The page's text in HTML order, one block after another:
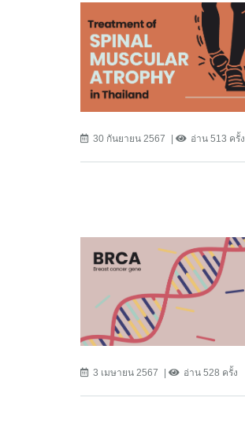
30 กันยายน 2567 อ่าน 513 ครั้ง
3 เมษายน 2567 อ่าน 528 ครั้ง